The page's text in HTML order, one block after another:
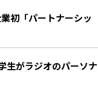
生がラジオのパーソナ